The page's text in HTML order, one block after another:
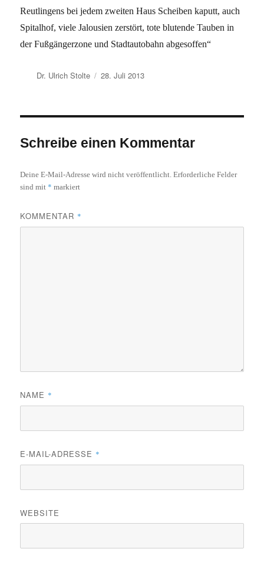
Reutlingens bei jedem zweiten Haus Scheiben kaputt, auch
Spitalhof, viele Jalousien zerstört, tote blutende Tauben in
der Fußgängerzone und Stadtautobahn abgesoffen“
Autor
Dr. Ulrich Stolte
Veröffentlicht
28. Juli 2013
Schreibe einen Kommentar
Deine E-Mail-Adresse wird nicht veröffentlicht. Erforderliche Felder
sind mit * markiert
KOMMENTAR *
NAME *
E-MAIL-ADRESSE *
WEBSITE